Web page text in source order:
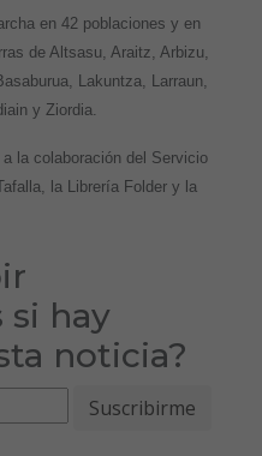
en 42 poblaciones y en
de Altsasu, Araitz, Arbizu,
Lakuntza, Larraun,
y Ziordia.
la colaboración del Servicio
la Librería Folder y la
si hay
noticia?